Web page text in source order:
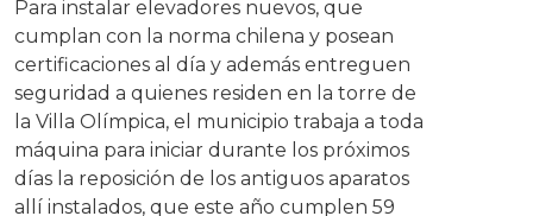
Para instalar elevadores nuevos, que
cumplan con la norma chilena y posean
certificaciones al día y además entreguen
seguridad a quienes residen en la torre de
la Villa Olímpica, el municipio trabaja a toda
máquina para iniciar durante los próximos
días la reposición de los antiguos aparatos
allí instalados, que este año cumplen 59